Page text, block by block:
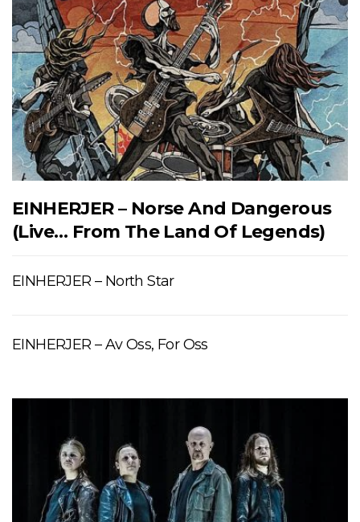
EINHERJER – Norse And Dangerous
(Live… From The Land Of Legends)
EINHERJER – North Star
EINHERJER – Av Oss, For Oss